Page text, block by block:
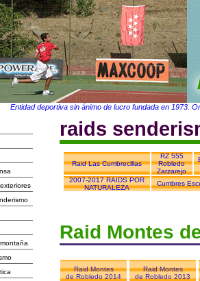
Entidad deportiva sin ánimo de lucro fundada en 1973.
raids
Raid Las Cumbrecillas
RZ 555
Robledo
Zarzarejo
2007-2017 RAIDS POR
NATURALEZA
Cumbres
Raid Montes
Raid Montes
de Robledo 2014
Raid Montes
de Robledo 2013